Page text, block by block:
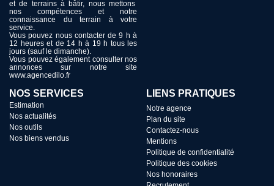
et de terrains à bâtir, nous mettons
nos compétences et notre
connaissance du terrain à votre
service.
Vous pouvez nous contacter de 9 h à
12 heures et de 14 h à 19 h tous les
jours (sauf le dimanche).
Vous pouvez également consulter nos
annonces sur notre site
www.agencedilo.fr
NOS SERVICES
Estimation
Nos actualités
Nos outils
Nos biens vendus
LIENS PRATIQUES
Notre agence
Plan du site
Contactez-nous
Mentions
Politique de confidentialité
Politique des cookies
Nos honoraires